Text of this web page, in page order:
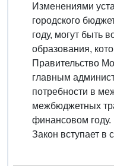
Изменениями
городского
году, могут быть
образования,
Правительство
главным
потребности в
межбюджетных
финансовом году.
Закон вступает в